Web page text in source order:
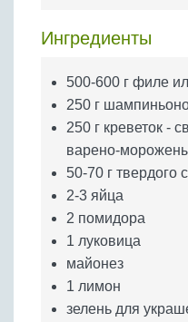
Яйца
Ингредиенты
500-600 г филе
250 г
250 г креветок -
варено-
50-70 г твердого
2-3 яйца
2 помидора
1 луковица
майонез
1 лимон
зелень для